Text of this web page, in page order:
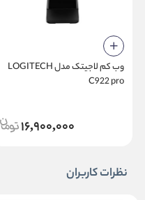
وب کم لاجیتک مدل LOGITECH
C922 pro
16,900,000
نظرات کاربران